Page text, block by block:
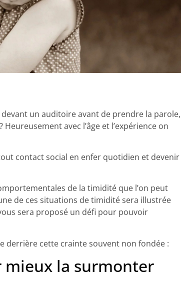
un auditoire avant de prendre la parole,
Heureusement avec l’âge et l’expérience on
contact social en enfer quotidien et devenir
de la timidité que l’on peut
de ces situations de timidité sera illustrée
sera proposé un défi pour pouvoir
derrière cette crainte souvent non fondée :
la surmonter